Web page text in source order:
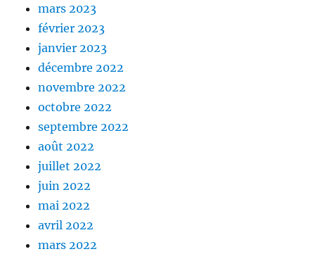
mars 2023
février 2023
janvier 2023
décembre 2022
novembre 2022
octobre 2022
septembre 2022
août 2022
juillet 2022
juin 2022
mai 2022
avril 2022
mars 2022